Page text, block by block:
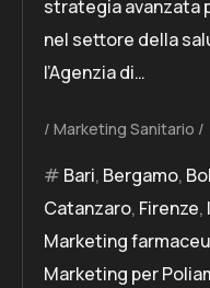
strategia avanzata
nel settore della
l’Agenzia di…
Marketing Sanitario
Bari, Bergamo,
Catanzaro, Firenze,
Marketing
Marketing per